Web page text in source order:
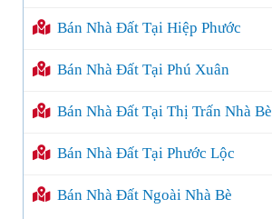
Bán Nhà Đất Tại Hiệp Phước
Bán Nhà Đất Tại Phú Xuân
Bán Nhà Đất Tại Thị Trấn Nhà Bè
Bán Nhà Đất Tại Phước Lộc
Bán Nhà Đất Ngoài Nhà Bè